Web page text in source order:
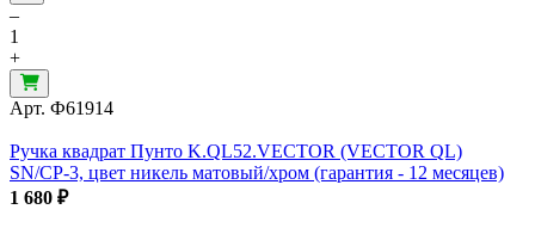
–
1
+
Арт. Ф61914
Ручка квадрат Пунто K.QL52.VECTOR (VECTOR QL)
SN/CP-3, цвет никель матовый/хром (гарантия - 12 месяцев)
1 680 ₽